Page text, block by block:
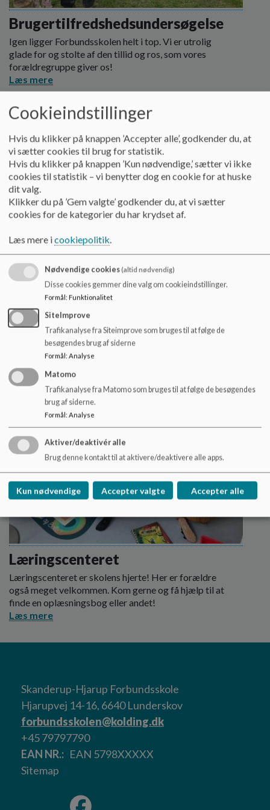
Brugertilfredshedsundersøgelse
Igen ligger Forbundsskolen helt i top. Vi er utrolig
glade for og stolte af den tillid og ros, som vores
forældregruppe giver os!
Læs mere
Værdigrundlag
Udvikling - fællesskab - faglighed - tradition I er altid
velkommen til at kontakte os for et besøg!
Læs mere
Læringscenteret
Læringscenteret er skolens hjerte! Her er forældre
også meget velkommen. Kom gerne og få hjælp til at
finde en oplæsningsbog eller andet!
Læs mere
Skanderup-Hjarup Forbundsskole
Hjarupvej 14-16, 6640 Lunderskov
forbundsskolen@kolding.dk
+45 79797790
EAN NR.
EAN 5798XXXXX
Sitemap
Cookieindstillinger
Hvis du klikker på knappen ’Accepter alle’, godkender du, at
vi sætter cookies til brug for statistik.
Hvis du klikker på knappen ’Kun nødvendige,’ sætter vi ikke
cookies til statistik – vi benytter dog en cookie for at huske
dit valg.
Klikker du på ’Gem valgte’ godkender du, at vi sætter
cookies for de kategorier du har krydset af.
Læs mere icookiepolitik.
Nødvendige cookies(altid nødvendig)
Disse cookies gemmer dine valg om cookieindstillinger.
Formål: Funktionalitet
SiteImprove
Trafikanalyse fra Siteimprove som bruges til at følge de
besøgendes brug af siderne
Formål : Analyse
Matomo
Trafikanalyse fra Matomo som bruges til at følge de besøgendes
brug af siderne.
Formål: Analyse
Aktiver/deaktivér alle
Brug denne kontakt til at aktivere/deaktivere alle apps.
Kun nødvendige Accepter valgte Accepter alle